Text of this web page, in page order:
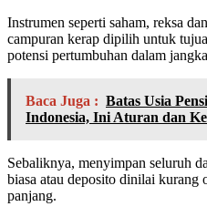
Instrumen seperti saham, reksa
campuran kerap dipilih untuk
potensi pertumbuhan dalam
Baca Juga : Batas Usia
Indonesia, Ini Aturan dan
Sebaliknya, menyimpan seluruh
biasa atau deposito dinilai kurang
panjang.